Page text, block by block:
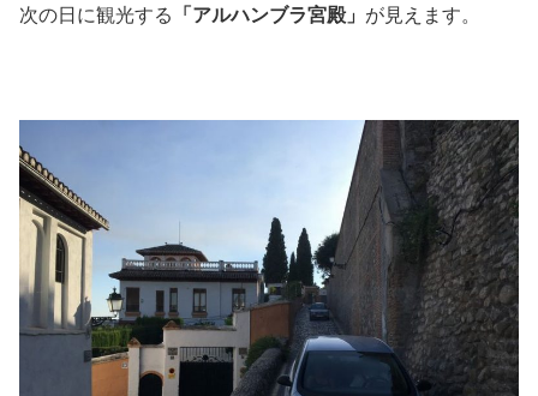
次の日に観光する 「アルハンブラ宮殿」 が見えます。